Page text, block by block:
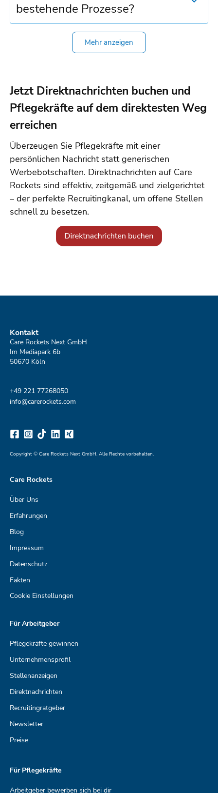
bestehende Prozesse?
Kann ich unbegrenzt
Kann Care Rockets
Bekomme ich Unterstützung
Mehr anzeigen
Jetzt Direktnachrichten buchen und
Pflegekräfte auf dem direktesten Weg
erreichen
Überzeugen Sie Pflegekräfte mit einer
persönlichen Nachricht statt generischen
Werbebotschaften. Direktnachrichten auf Care
Rockets sind effektiv, zeitgemäß und zielgerichtet
– der perfekte Recruitingkanal, um offene Stellen
schnell zu besetzen.
Kontakt
Care Rockets Next GmbH
Im Mediapark 6b
50670 Köln
+49 221 77268050
info@carerockets.com
Copyright © Care Rockets Next GmbH. Alle Rechte vorbehalten.
Care Rockets
Über Uns
Erfahrungen
Blog
Impressum
Datenschutz
Fakten
Cookie Einstellungen
Für Arbeitgeber
Pflegekräfte gewinnen
Unternehmensprofil
Stellenanzeigen
Direktnachrichten
Recruitingratgeber
Newsletter
Preise
Für Pflegekräfte
Arbeitgeber bewerben sich bei dir